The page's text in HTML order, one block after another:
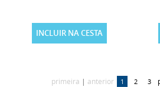
INCLUIR NA CESTA
primeira | anterior 1 2 3